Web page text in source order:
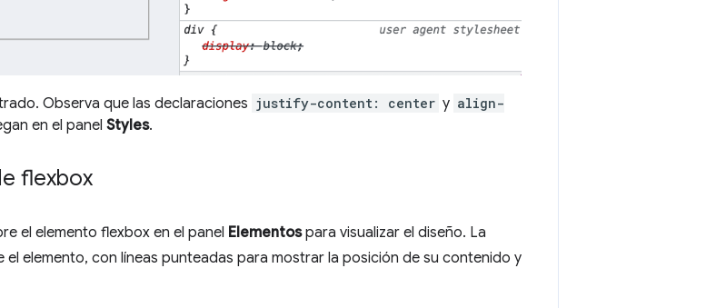
Observa que las declaraciones justify-content: center y align-
en el panel Styles.
flexbox
el elemento flexbox en el panel Elementospara visualizar el diseño. La
elemento, con líneas punteadas para mostrar la posición de su contenido y